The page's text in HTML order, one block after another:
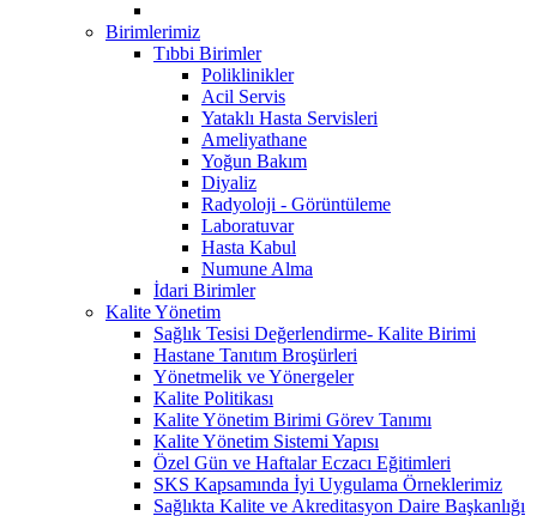
Birimlerimiz
Tıbbi Birimler
Poliklinikler
Acil Servis
Yataklı Hasta Servisleri
Ameliyathane
Yoğun Bakım
Diyaliz
Radyoloji - Görüntüleme
Laboratuvar
Hasta Kabul
Numune Alma
İdari Birimler
Kalite Yönetim
Sağlık Tesisi Değerlendirme- Kalite Birimi
Hastane Tanıtım Broşürleri
Yönetmelik ve Yönergeler
Kalite Politikası
Kalite Yönetim Birimi Görev Tanımı
Kalite Yönetim Sistemi Yapısı
Özel Gün ve Haftalar Eczacı Eğitimleri
SKS Kapsamında İyi Uygulama Örneklerimiz
Sağlıkta Kalite ve Akreditasyon Daire Başkanlığı